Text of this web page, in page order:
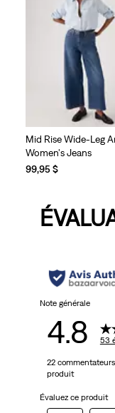
Mid Rise Wide-Leg
Women's Jeans
99,95 $
Note générale
4.8 53
22
produit
Évaluez ce produit